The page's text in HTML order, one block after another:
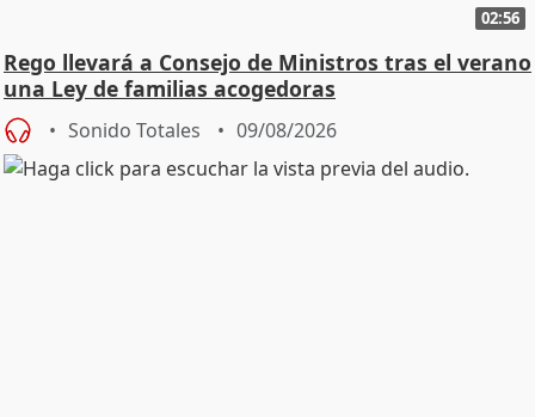
02:56
Rego llevará a Consejo de Ministros tras el verano
una Ley de familias acogedoras
Sonido Totales 09/08/2026